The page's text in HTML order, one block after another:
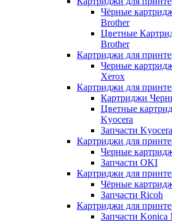
Чёрные
Brother
Цветные
Brother
Картриджи для
Черные
Xerox
Картриджи для
Картриджи
Цветные
Kyocera
Запчасти Kyocera
Картриджи для
Черные
Запчасти OKI
Картриджи для
Чёрные
Запчасти Ricoh
Картриджи для
Запчасти Koniсa